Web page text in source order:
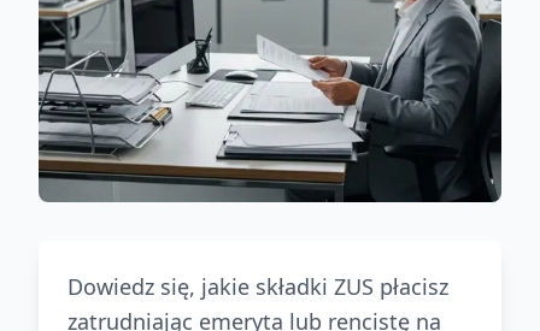
Dowiedz się, jakie składki ZUS płacisz
zatrudniając emeryta lub rencistę na